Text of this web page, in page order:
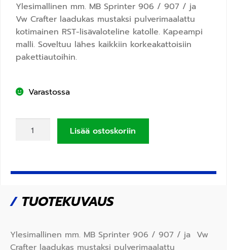
Ylesimallinen mm. MB Sprinter 906 / 907 / ja
Vw Crafter laadukas mustaksi pulverimaalattu
kotimainen RST-lisävaloteline katolle. Kapeampi
malli. Soveltuu lähes kaikkiin korkeakattoisiin
pakettiautoihin.
Varastossa
Lisää ostoskoriin
/TUOTEKUVAUS
Ylesimallinen mm. MB Sprinter 906 / 907 / ja Vw